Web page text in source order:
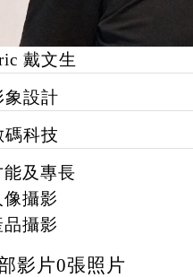
戴文生
象設計
碼科技
能及專長
像攝影
品攝影
影片0張照片